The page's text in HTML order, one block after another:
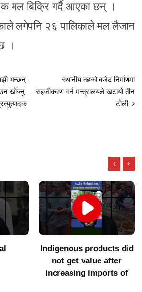
मल बिक्रि गर्दै आएका छन् ।
लगेपनि २६ पालिकाले मल लैजान
।
भन्छन्–
खोज्नु
स्थानीय तहको बजेट निर्माणमा
सहजीकरण गर्न मन्त्रालयले खटायो तीन
टोली
Indigenous products did
not get value after
increasing imports of